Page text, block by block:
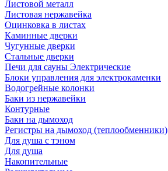
Листовой металл
Листовая нержавейка
Оцинковка в листах
Каминные дверки
Чугунные дверки
Стальные дверки
Печи для сауны Электрические
Блоки управления для электрокаменки
Водогрейные колонки
Баки из нержавейки
Контурные
Баки на дымоход
Регистры на дымоход (теплообменники)
Для душа с тэном
Для душа
Накопительные